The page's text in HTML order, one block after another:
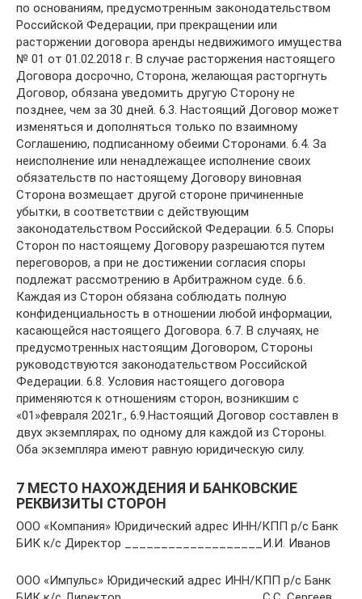
по основаниям, предусмотренным законодательством
Российской Федерации, при прекращении или
расторжении договора аренды недвижимого имущества
№ 01 от 01.02.2018 г. В случае расторжения настоящего
Договора досрочно, Сторона, желающая расторгнуть
Договор, обязана уведомить другую Сторону не
позднее, чем за 30 дней. 6.3. Настоящий Договор может
изменяться и дополняться только по взаимному
Соглашению, подписанному обеими Сторонами. 6.4. За
неисполнение или ненадлежащее исполнение своих
обязательств по настоящему Договору виновная
Сторона возмещает другой стороне причиненные
убытки, в соответствии с действующим
законодательством Российской Федерации. 6.5. Споры
Сторон по настоящему Договору разрешаются путем
переговоров, а при не достижении согласия споры
подлежат рассмотрению в Арбитражном суде. 6.6.
Каждая из Сторон обязана соблюдать полную
конфиденциальность в отношении любой информации,
касающейся настоящего Договора. 6.7. В случаях, не
предусмотренных настоящим Договором, Стороны
руководствуются законодательством Российской
Федерации. 6.8. Условия настоящего договора
применяются к отношениям сторон, возникшим с
«01»февраля 2021г., 6.9.Настоящий Договор составлен в
двух экземплярах, по одному для каждой из Стороны.
Оба экземпляра имеют равную юридическую силу.
7 МЕСТО НАХОЖДЕНИЯ И БАНКОВСКИЕ
РЕКВИЗИТЫ СТОРОН
ООО «Компания» Юридический адрес ИНН/КПП р/с Банк
БИК к/с Директор ___________________И.И. Иванов
ООО «Импульс» Юридический адрес ИНН/КПП р/с Банк